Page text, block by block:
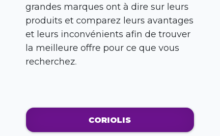
grandes marques ont à dire sur leurs
produits et comparez leurs avantages
et leurs inconvénients afin de trouver
la meilleure offre pour ce que vous
recherchez.
CORIOLIS